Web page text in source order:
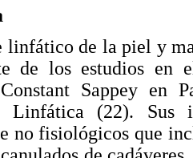
linfático de la piel y
de los estudios en
Sappey en
Linfática (22). Sus
no fisiológicos que